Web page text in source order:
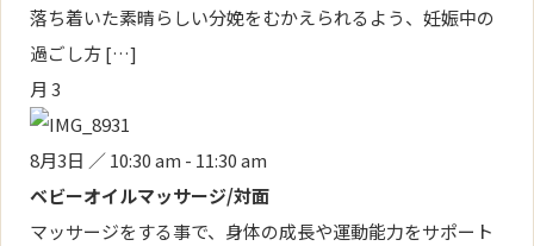
落ち着いた素晴らしい分娩をむかえられるよう、妊娠中の
過ごし方 […]
月 3
8月3日 ／ 10:30 am - 11:30 am
ベビーオイルマッサージ/対面
マッサージをする事で、身体の成長や運動能力をサポート